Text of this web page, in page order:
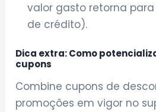
valor gasto retorna
de crédito).
Dica extra: Como
cupons
Combine cupons de
promoções em vigor no